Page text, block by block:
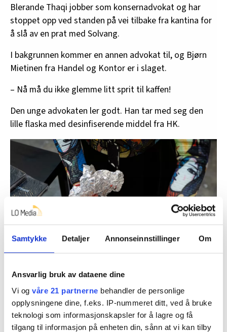
Samtykke Detaljer Annonseinnstillinger Om
Ansvarlig bruk av dataene dine
Vi og våre 21 partnerne behandler de personlige
opplysningene dine, f.eks. IP-nummeret ditt, ved å bruke
teknologi som informasjonskapsler for å lagre og få
tilgang til informasjon på enheten din, sånn at vi kan tilby
Blerande Thaqi jobber som konsernadvokat og har
stoppet opp ved standen på vei tilbake fra kantina for
å slå av en prat med Solvang.
I bakgrunnen kommer en annen advokat til, og Bjørn
Mietinen fra Handel og Kontor er i slaget.
– Nå må du ikke glemme litt sprit til kaffen!
Den unge advokaten ler godt. Han tar med seg den
lille flaska med desinfiserende middel fra HK.